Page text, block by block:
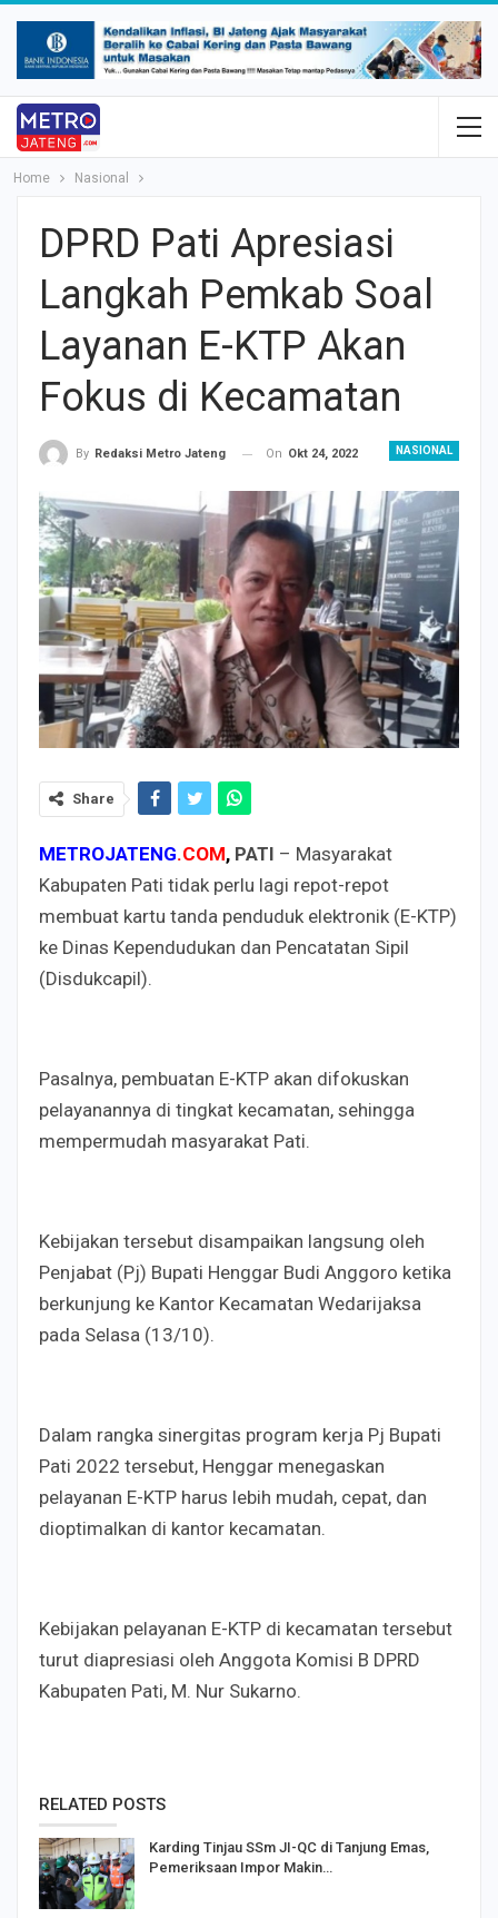
Home Nasional
DPRD Pati Apresiasi
Langkah Pemkab Soal
Layanan E-KTP Akan
Fokus di Kecamatan
NASIONAL
By Redaksi Metro Jateng On Okt 24, 2022
Share
METROJATENG.COM, PATI – Masyarakat
Kabupaten Pati tidak perlu lagi repot-repot
membuat kartu tanda penduduk elektronik (E-KTP)
ke Dinas Kependudukan dan Pencatatan Sipil
(Disdukcapil).
Pasalnya, pembuatan E-KTP akan difokuskan
pelayanannya di tingkat kecamatan, sehingga
mempermudah masyarakat Pati.
Kebijakan tersebut disampaikan langsung oleh
Penjabat (Pj) Bupati Henggar Budi Anggoro ketika
berkunjung ke Kantor Kecamatan Wedarijaksa
pada Selasa (13/10).
Dalam rangka sinergitas program kerja Pj Bupati
Pati 2022 tersebut, Henggar menegaskan
pelayanan E-KTP harus lebih mudah, cepat, dan
dioptimalkan di kantor kecamatan.
Kebijakan pelayanan E-KTP di kecamatan tersebut
turut diapresiasi oleh Anggota Komisi B DPRD
Kabupaten Pati, M. Nur Sukarno.
RELATED POSTS
Karding Tinjau SSm JI-QC di Tanjung Emas,
Pemeriksaan Impor Makin…